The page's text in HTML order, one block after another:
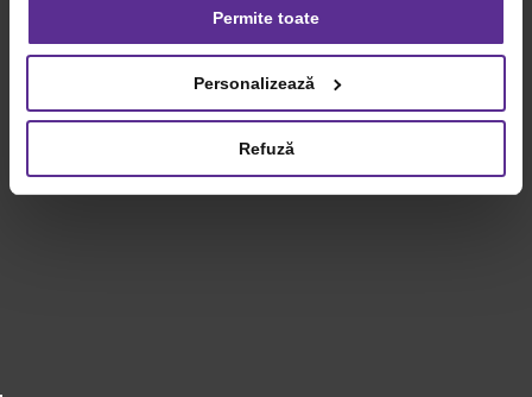
setările dvs. de cookie-uri.
privind utilizarea modulelor cookie.Detalii
Permite toate
Personalizează
Refuză